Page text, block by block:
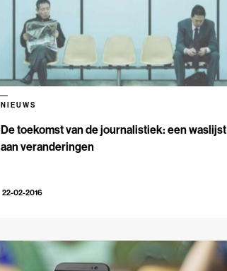
De toekomst van de journalistiek: een waslijst
aan veranderingen
NIEUWS
22-02-2016